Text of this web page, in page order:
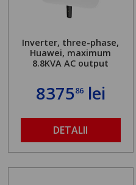
Inverter, three-phase,
Huawei, maximum
8.8KVA AC output
837586lei
DETALII